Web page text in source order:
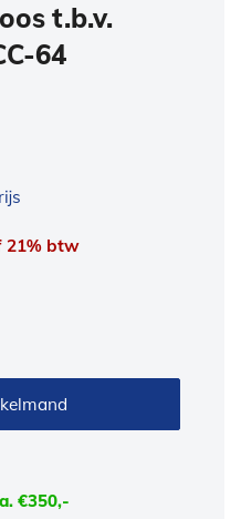
t.b.v.
64
21% btw
€350,-